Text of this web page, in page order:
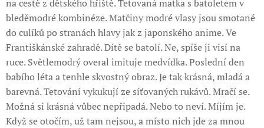
na cestě z dětského hřiště. Tetovaná matka s batoletem v
bleděmodré kombinéze. Matčiny modré vlasy jsou smotané
do culíků po stranách hlavy jak z japonského anime. Ve
Františkánské zahradě. Dítě se batolí. Ne, spíše ji visí na
ruce. Světlemodrý overal imituje medvídka. Poslední den
babího léta a tenhle skvostný obraz. Je tak krásná, mladá a
barevná. Tetování vykukují ze síťovaných rukávů. Mračí se.
Možná si krásná vůbec nepřipadá. Nebo to neví. Míjím je.
Když se otočím, už tam nejsou, a místo nich jde za mnou